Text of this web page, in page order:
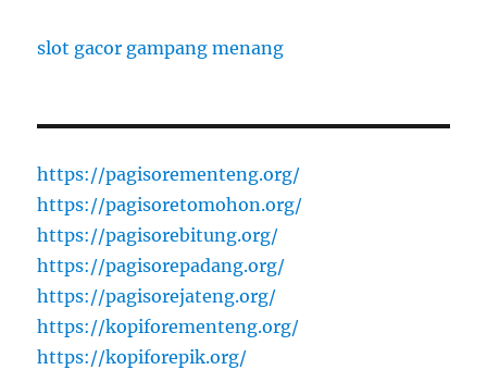
slot gacor gampang menang
https://pagisorementeng.org/
https://pagisoretomohon.org/
https://pagisorebitung.org/
https://pagisorepadang.org/
https://pagisorejateng.org/
https://kopiforementeng.org/
https://kopiforepik.org/